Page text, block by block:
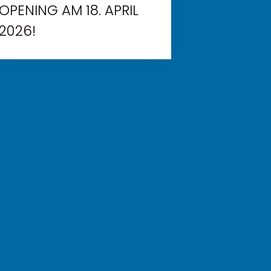
PENING AM 18. APRIL 2
026!